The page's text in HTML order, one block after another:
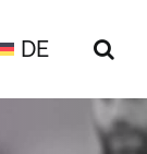
DE